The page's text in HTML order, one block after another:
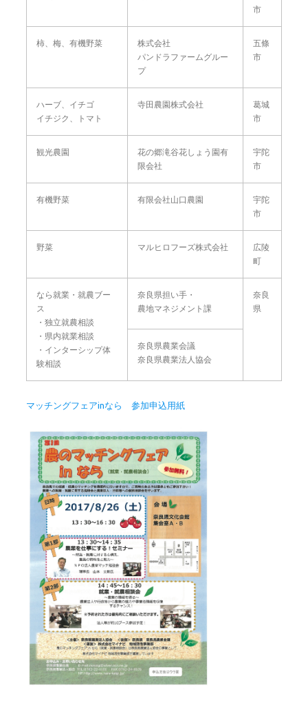
市
柿、梅、有機野菜
株式会社
パンドラファームグルー
プ
五條
市
ハーブ、イチゴ
イチジク、トマト
寺田農園株式会社
葛城
市
観光農園
花の郷滝谷花しょう園有
限会社
宇陀
市
有機野菜 有限会社山口農園
宇陀
市
野菜 マルヒロフーズ株式会社
広陵
町
なら就業・就農ブー
ス
・独立就農相談
・県内就業相談
・インターシップ体
験相談
奈良県担い手・
農地マネジメント課
奈良
県
奈良県農業会議
奈良県農業法人協会
マッチングフェアinなら 参加申込用紙